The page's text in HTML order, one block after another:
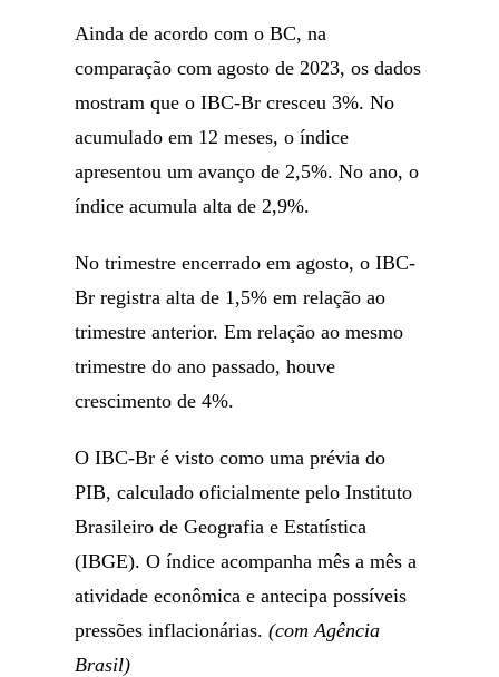
Ainda de acordo com o BC, na
comparação com agosto de 2023, os dados
mostram que o IBC-Br cresceu 3%. No
acumulado em 12 meses, o índice
apresentou um avanço de 2,5%. No ano, o
índice acumula alta de 2,9%.
No trimestre encerrado em agosto, o IBC-
Br registra alta de 1,5% em relação ao
trimestre anterior. Em relação ao mesmo
trimestre do ano passado, houve
crescimento de 4%.
O IBC-Br é visto como uma prévia do
PIB, calculado oficialmente pelo Instituto
Brasileiro de Geografia e Estatística
(IBGE). O índice acompanha mês a mês a
atividade econômica e antecipa possíveis
pressões inflacionárias.(com Agência
Brasil)